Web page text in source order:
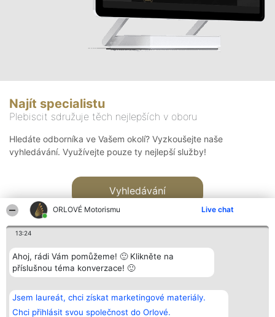
ORLOVÉ Motorismu Live chat
13:24
Ahoj, rádi Vám pomůžeme! 🙂 Klikněte na
příslušnou téma konverzace! 🙂
Jsem laureát, chci získat marketingové materiály.
Chci přihlásit svou společnost do Orlové.
Najít specialistu
Plebiscit sdružuje těch nejlepších v oboru
Hledáte odborníka ve Vašem okolí? Vyzkoušejte naše
vyhledávání. Využívejte pouze ty nejlepší služby!
Vyhledávání
Bright Side Solutions sp. z o.
o. sp. k.
ul. Ruska 22
Vítězové
Seznam všech
laureátů
Kontakt